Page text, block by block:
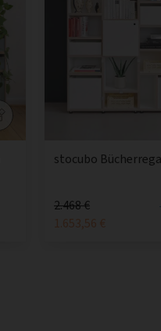
stocubo
2.468 €
1.653,56 €